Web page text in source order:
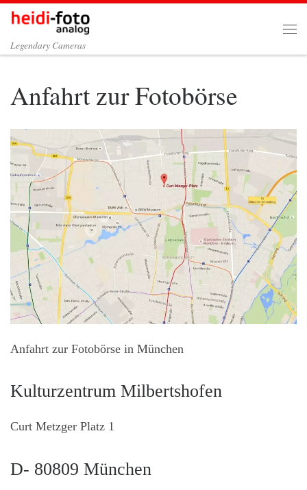
Zum Inhalt springen
Legendary Cameras
Anfahrt zur Fotobörse
Anfahrt zur Fotobörse in München
Kulturzentrum Milbertshofen
Curt Metzger Platz 1
D- 80809 München